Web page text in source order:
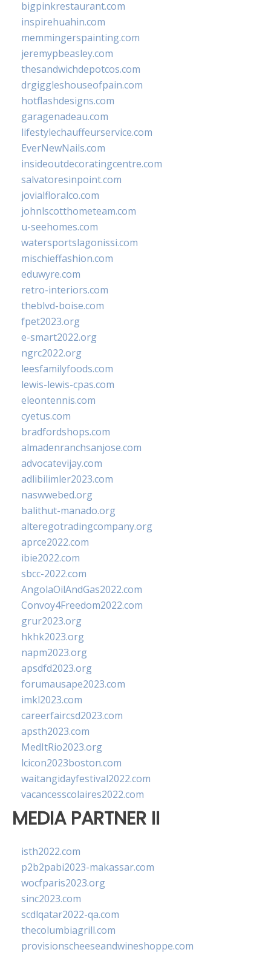
bigpinkrestaurant.com
inspirehuahin.com
memmingerspainting.com
jeremypbeasley.com
thesandwichdepotcos.com
drgiggleshouseofpain.com
hotflashdesigns.com
garagenadeau.com
lifestylechauffeurservice.com
EverNewNails.com
insideoutdecoratingcentre.com
salvatoresinpoint.com
jovialfloralco.com
johnlscotthometeam.com
u-seehomes.com
watersportslagonissi.com
mischieffashion.com
eduwyre.com
retro-interiors.com
theblvd-boise.com
fpet2023.org
e-smart2022.org
ngrc2022.org
leesfamilyfoods.com
lewis-lewis-cpas.com
eleontennis.com
cyetus.com
bradfordshops.com
almadenranchsanjose.com
advocatevijay.com
adlibilimler2023.com
naswwebed.org
balithut-manado.org
alteregotradingcompany.org
aprce2022.com
ibie2022.com
sbcc-2022.com
AngolaOilAndGas2022.com
Convoy4Freedom2022.com
grur2023.org
hkhk2023.org
napm2023.org
apsdfd2023.org
forumausape2023.com
imkl2023.com
careerfaircsd2023.com
apsth2023.com
MedItRio2023.org
lcicon2023boston.com
waitangidayfestival2022.com
vacancesscolaires2022.com
MEDIA PARTNER II
isth2022.com
p2b2pabi2023-makassar.com
wocfparis2023.org
sinc2023.com
scdlqatar2022-qa.com
thecolumbiagrill.com
provisionscheeseandwineshoppe.com